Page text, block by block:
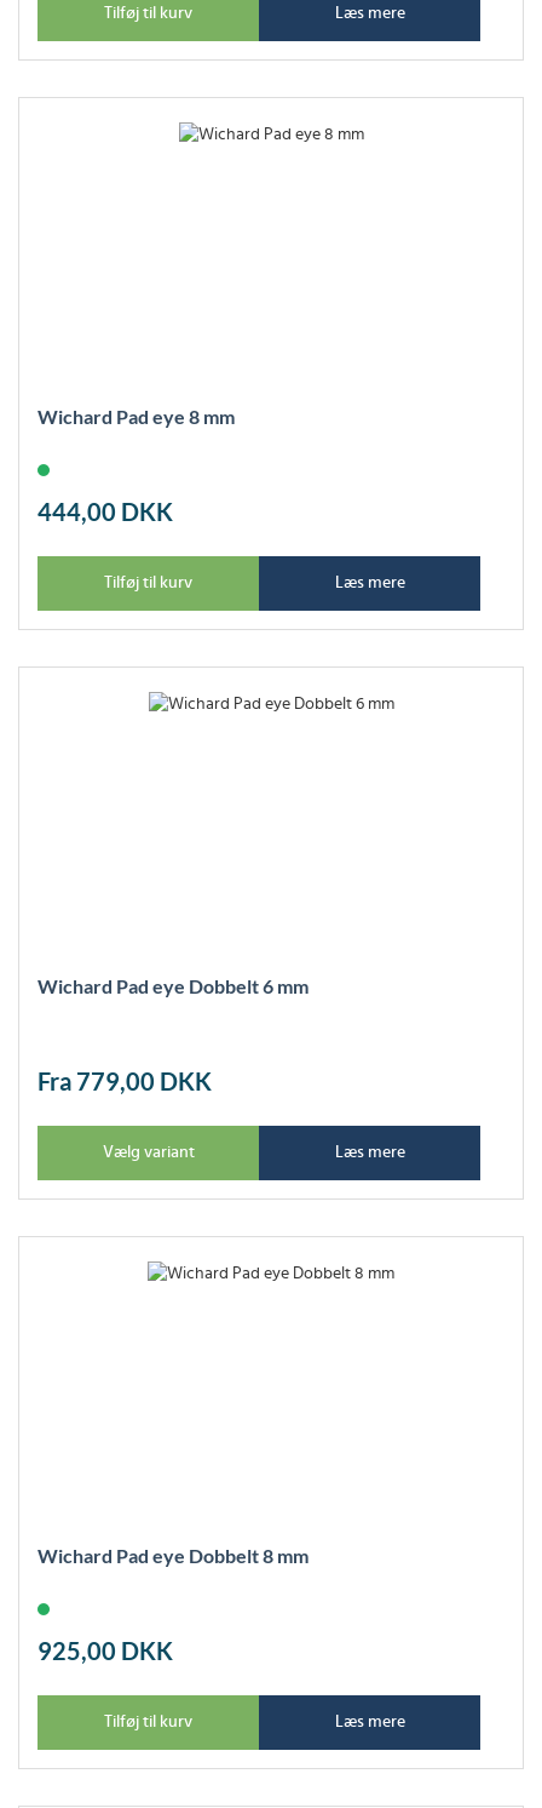
Tilføj til kurv Læs mere
Wichard Pad eye 8 mm
444,00 DKK
Tilføj til kurv Læs mere
Wichard Pad eye Dobbelt 6 mm
Fra 779,00 DKK
Vælg variant Læs mere
Wichard Pad eye Dobbelt 8 mm
925,00 DKK
Tilføj til kurv Læs mere